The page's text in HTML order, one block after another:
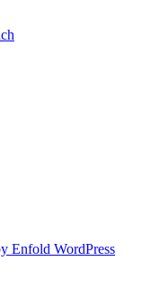
Enfold WordPress